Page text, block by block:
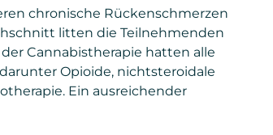
chronische Rückenschmerzen
litten die Teilnehmenden
Cannabistherapie hatten alle
Opioide, nichtsteroidale
Ein ausreichender